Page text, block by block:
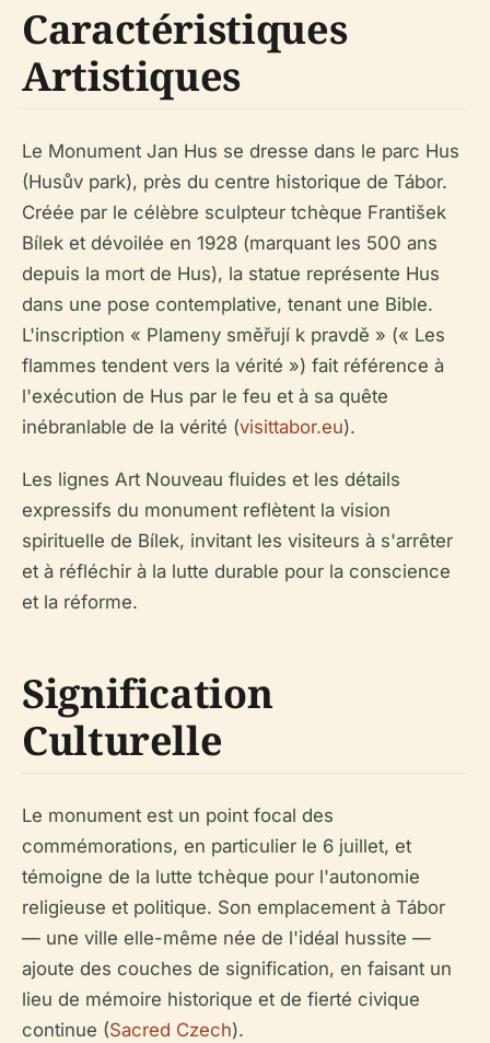
Caractéristiques
Artistiques
Le Monument Jan Hus se dresse dans le parc Hus
(Husův park), près du centre historique de Tábor.
Créée par le célèbre sculpteur tchèque František
Bílek et dévoilée en 1928 (marquant les 500 ans
depuis la mort de Hus), la statue représente Hus
dans une pose contemplative, tenant une Bible.
L'inscription « Plameny směřují k pravdě » (« Les
flammes tendent vers la vérité ») fait référence à
l'exécution de Hus par le feu et à sa quête
inébranlable de la vérité (visittabor.eu).
Les lignes Art Nouveau fluides et les détails
expressifs du monument reflètent la vision
spirituelle de Bílek, invitant les visiteurs à s'arrêter
et à réfléchir à la lutte durable pour la conscience
et la réforme.
Signification
Culturelle
Le monument est un point focal des
commémorations, en particulier le 6 juillet, et
témoigne de la lutte tchèque pour l'autonomie
religieuse et politique. Son emplacement à Tábor
— une ville elle-même née de l'idéal hussite —
ajoute des couches de signification, en faisant un
lieu de mémoire historique et de fierté civique
continue (Sacred Czech).